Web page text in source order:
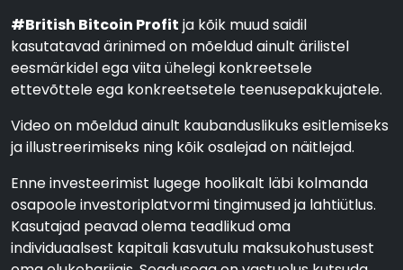
#British Bitcoin Profit ja kõik muud saidil
kasutatavad ärinimed on mõeldud ainult ärilistel
eesmärkidel ega viita ühelegi konkreetsele
ettevõttele ega konkreetsetele teenusepakkujatele.
Video on mõeldud ainult kaubanduslikuks esitlemiseks
ja illustreerimiseks ning kõik osalejad on näitlejad.
Enne investeerimist lugege hoolikalt läbi kolmanda
osapoole investoriplatvormi tingimused ja lahtiütlus.
Kasutajad peavad olema teadlikud oma
individuaalsest kapitali kasvutulu maksukohustusest